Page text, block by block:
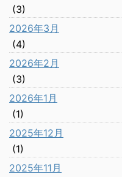
(3)
2026年3月
(4)
2026年2月
(3)
2026年1月
(1)
2025年12月
(1)
2025年11月